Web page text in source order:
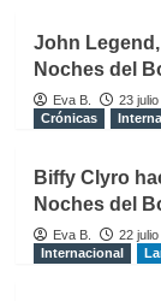
John
Noches del
Eva B. 23
Crónicas
Biffy Clyro
Noches del
Eva B. 22
Internacional